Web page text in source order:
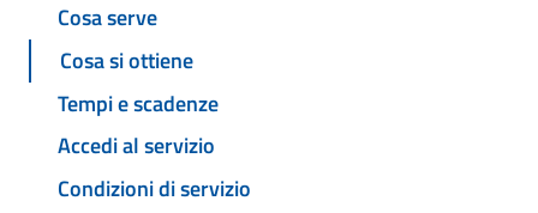
Cosa serve
Cosa si ottiene
Tempi e scadenze
Accedi al servizio
Condizioni di servizio